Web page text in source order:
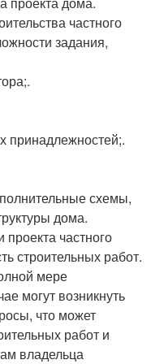
частного
задания,
принадлежностей;.
схемы,
дома.
частного
строительных работ.
мере
могут возникнуть
что может
работ и
владельца